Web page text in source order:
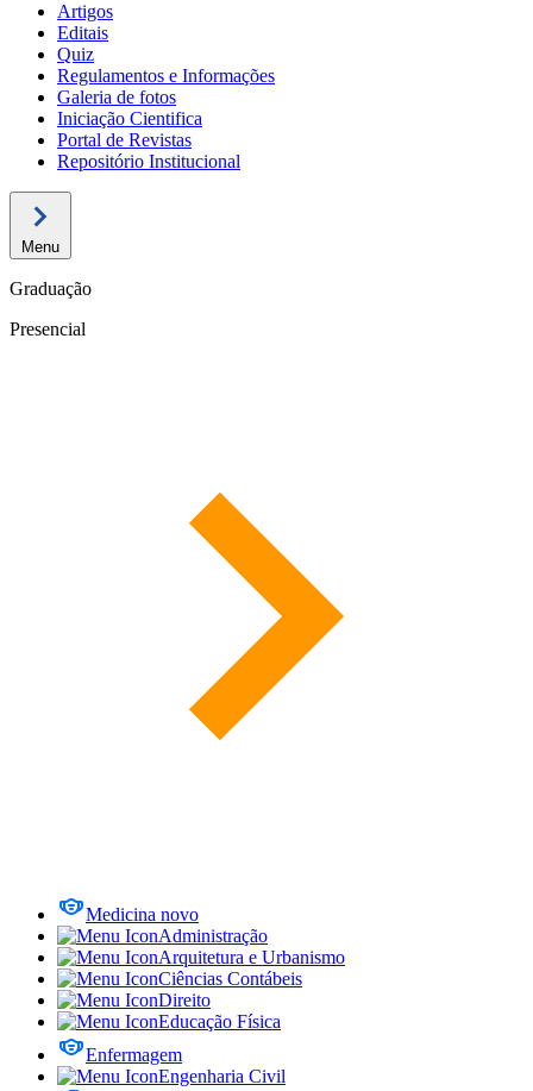
Artigos
Editais
Quiz
Regulamentos e Informações
Galeria de fotos
Iniciação Cientifica
Portal de Revistas
Repositório Institucional
Menu
Graduação
Presencial
Medicina novo
Administração
Arquitetura e Urbanismo
Ciências Contábeis
Direito
Educação Física
Enfermagem
Engenharia Civil